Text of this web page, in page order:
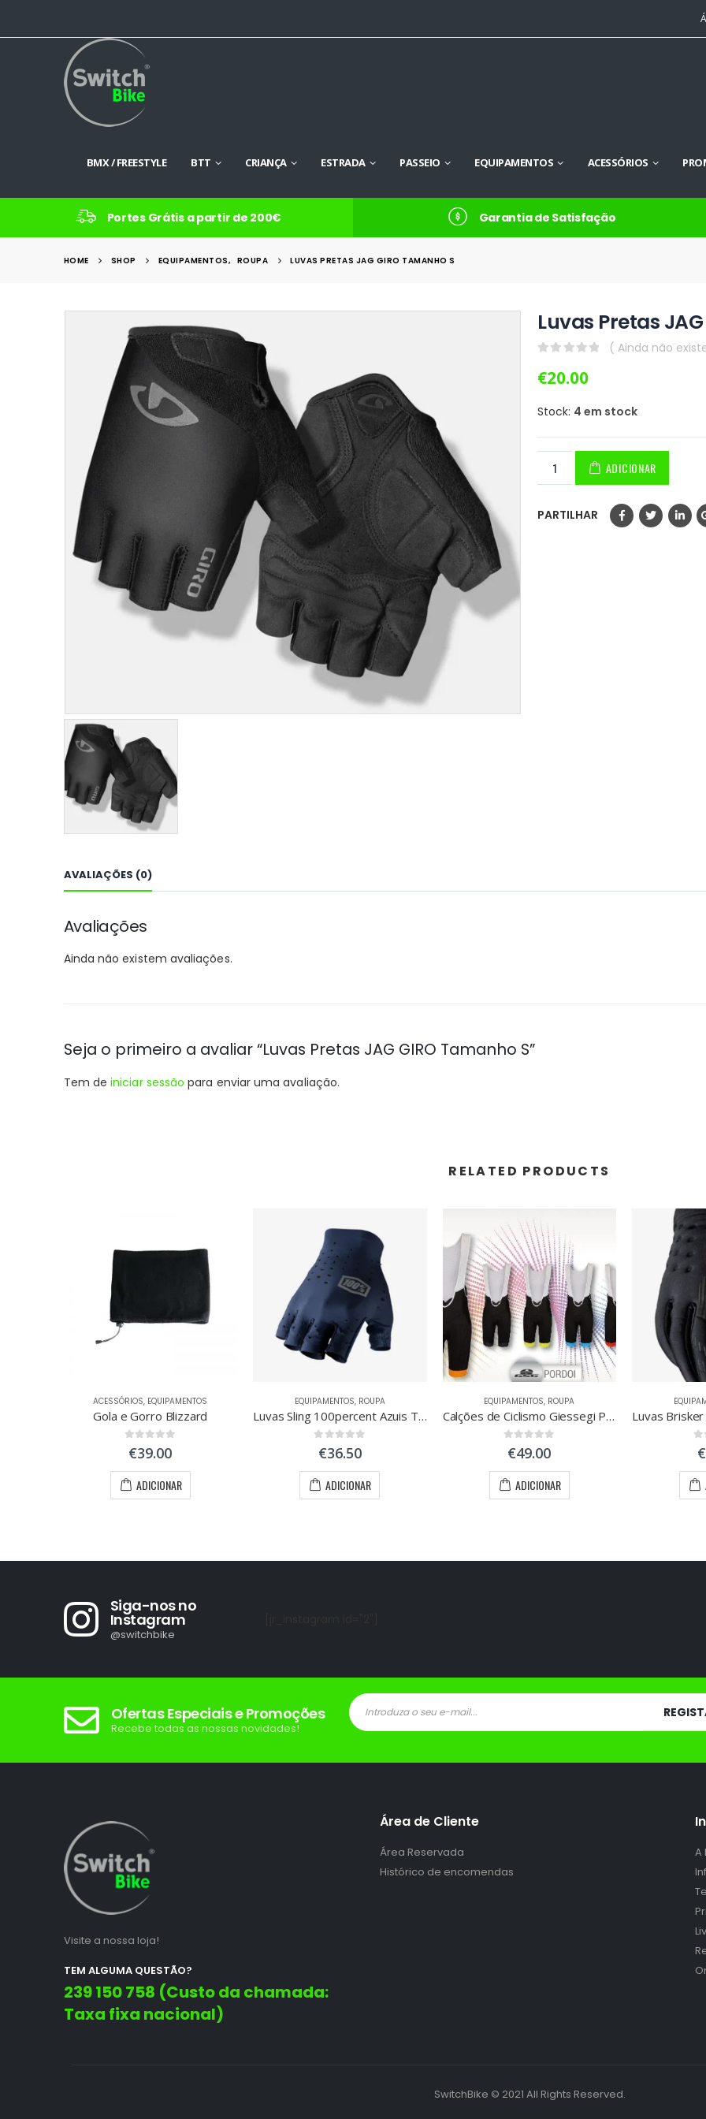
BMX / FREESTYLE BTT CRIANÇA ESTRADA PASSEIO EQUIPAMENTOS ACESSÓRIOS
Portes Grátis a partir de 200€ Garantia de Satisfação
HOME SHOP EQUIPAMENTOS, ROUPA LUVAS PRETAS JAG GIRO TAMANHO S
Luvas Pretas
( Ainda não
€20.00
Stock: 4 em stock
ADICIONAR
PARTILHAR
AVALIAÇÕES (0)
Avaliações
Ainda não existem avaliações.
Seja o primeiro a avaliar “Luvas Pretas JAG GIRO Tamanho S”
Tem deiniciar sessão para enviar uma avaliação.
RELATED PRODUCTS
ACESSÓRIOS, EQUIPAMENTOS
Gola e Gorro Blizzard
out of 5
€39.00
ADICIONAR
EQUIPAMENTOS, ROUPA
Luvas Sling 100percent Azuis Tamanho L
out of 5
€36.50
ADICIONAR
EQUIPAMENTOS, ROUPA
Calções de Ciclismo Giessegi Pordoi Tamanho XS
out of 5
€49.00
ADICIONAR
€
Siga-nos no
Instagram
@switchbike
Ofertas Especiais e Promoções
Recebe todas as nossas novidades!
Visite a nossa loja!
TEM ALGUMA QUESTÃO?
239 150 758 (Custo da chamada:
Taxa fixa nacional)
Área de Cliente
Área Reservada
Histórico de encomendas
A
SwitchBike © 2021 All Rights Reserved.